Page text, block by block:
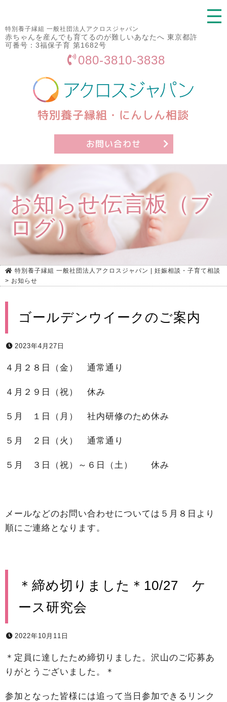
特別養子縁組 一般社団法人アクロスジャパン
赤ちゃんを産んでも育てるのが難しいあなたへ 東京都許
可番号：3福保子育 第1682号
080-3810-3838
特別養子縁組・にんしん相談
お問い合わせ
お知らせ伝言板（ブ
ログ）
特別養子縁組 一般社団法人アクロスジャパン | 妊娠相談・子育て相談
> お知らせ
ゴールデンウイークのご案内
2023年4月27日
４月２８日（金） 通常通り
４月２９日（祝） 休み
５月 １日（月） 社内研修のため休み
５月 ２日（火） 通常通り
５月 ３日（祝）～６日（土） 休み
メールなどのお問い合わせについては５月８日より
順にご連絡となります。
＊締め切りました＊10/27 ケ
ース研究会
2022年10月11日
＊定員に達したため締切りました。沢山のご応募あ
りがとうございました。＊
参加となった皆様には追って当日参加できるリンク